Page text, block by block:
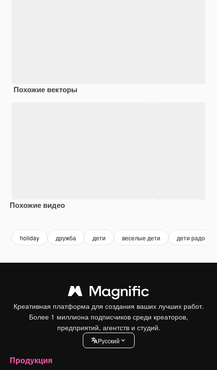
Похожие векторы
Похожие видео
holiday дружба дети веселые дети дети радость
Креативная платформа для создания ваших лучших работ.
Более 1 миллиона подписчиков среди креаторов,
предприятий, агентств и студий.
Pусский
Продукция